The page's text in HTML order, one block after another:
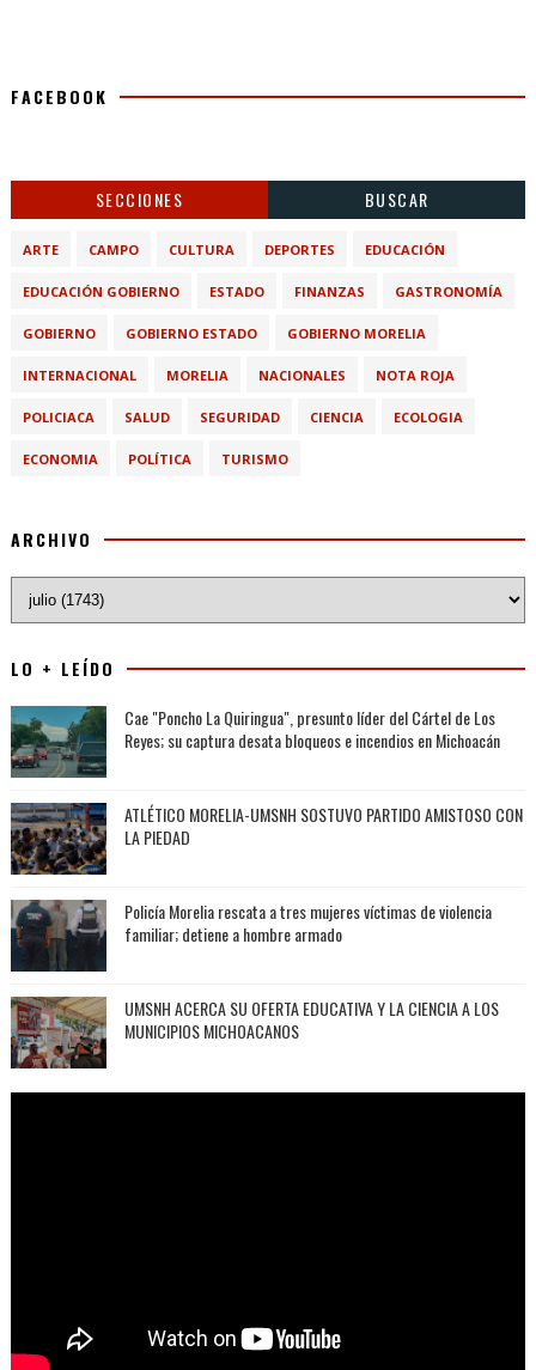
FACEBOOK
SECCIONES BUSCAR
ARTE CAMPO CULTURA DEPORTES EDUCACIÓN
EDUCACIÓN GOBIERNO ESTADO FINANZAS GASTRONOMÍA
GOBIERNO GOBIERNO ESTADO GOBIERNO MORELIA
INTERNACIONAL MORELIA NACIONALES NOTA ROJA
POLICIACA SALUD SEGURIDAD CIENCIA ECOLOGIA
ECONOMIA POLÍTICA TURISMO
ARCHIVO
LO + LEÍDO
Cae "Poncho La Quiringua", presunto líder del Cártel de Los
Reyes; su captura desata bloqueos e incendios en Michoacán
ATLÉTICO MORELIA-UMSNH SOSTUVO PARTIDO AMISTOSO CON
LA PIEDAD
Policía Morelia rescata a tres mujeres víctimas de violencia
familiar; detiene a hombre armado
UMSNH ACERCA SU OFERTA EDUCATIVA Y LA CIENCIA A LOS
MUNICIPIOS MICHOACANOS